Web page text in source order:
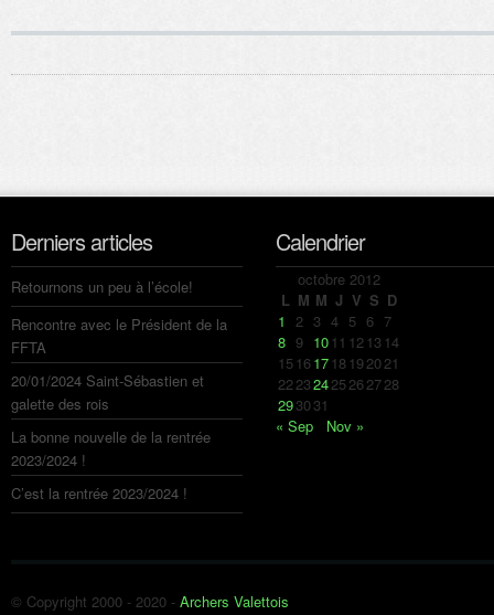
Derniers articles
Retournons un peu à l’école!
Rencontre avec le Président de la
FFTA
20/01/2024 Saint-Sébastien et
galette des rois
La bonne nouvelle de la rentrée
2023/2024 !
C’est la rentrée 2023/2024 !
Calendrier
octobre 2012
L M M J V S D
1 2 3 4 5 6 7
8 9 10 11 12 13 14
15 1617 18 192021
22232425262728
293031
« Sep
Nov »
© Copyright 2000 - 2020 - Archers Valettois